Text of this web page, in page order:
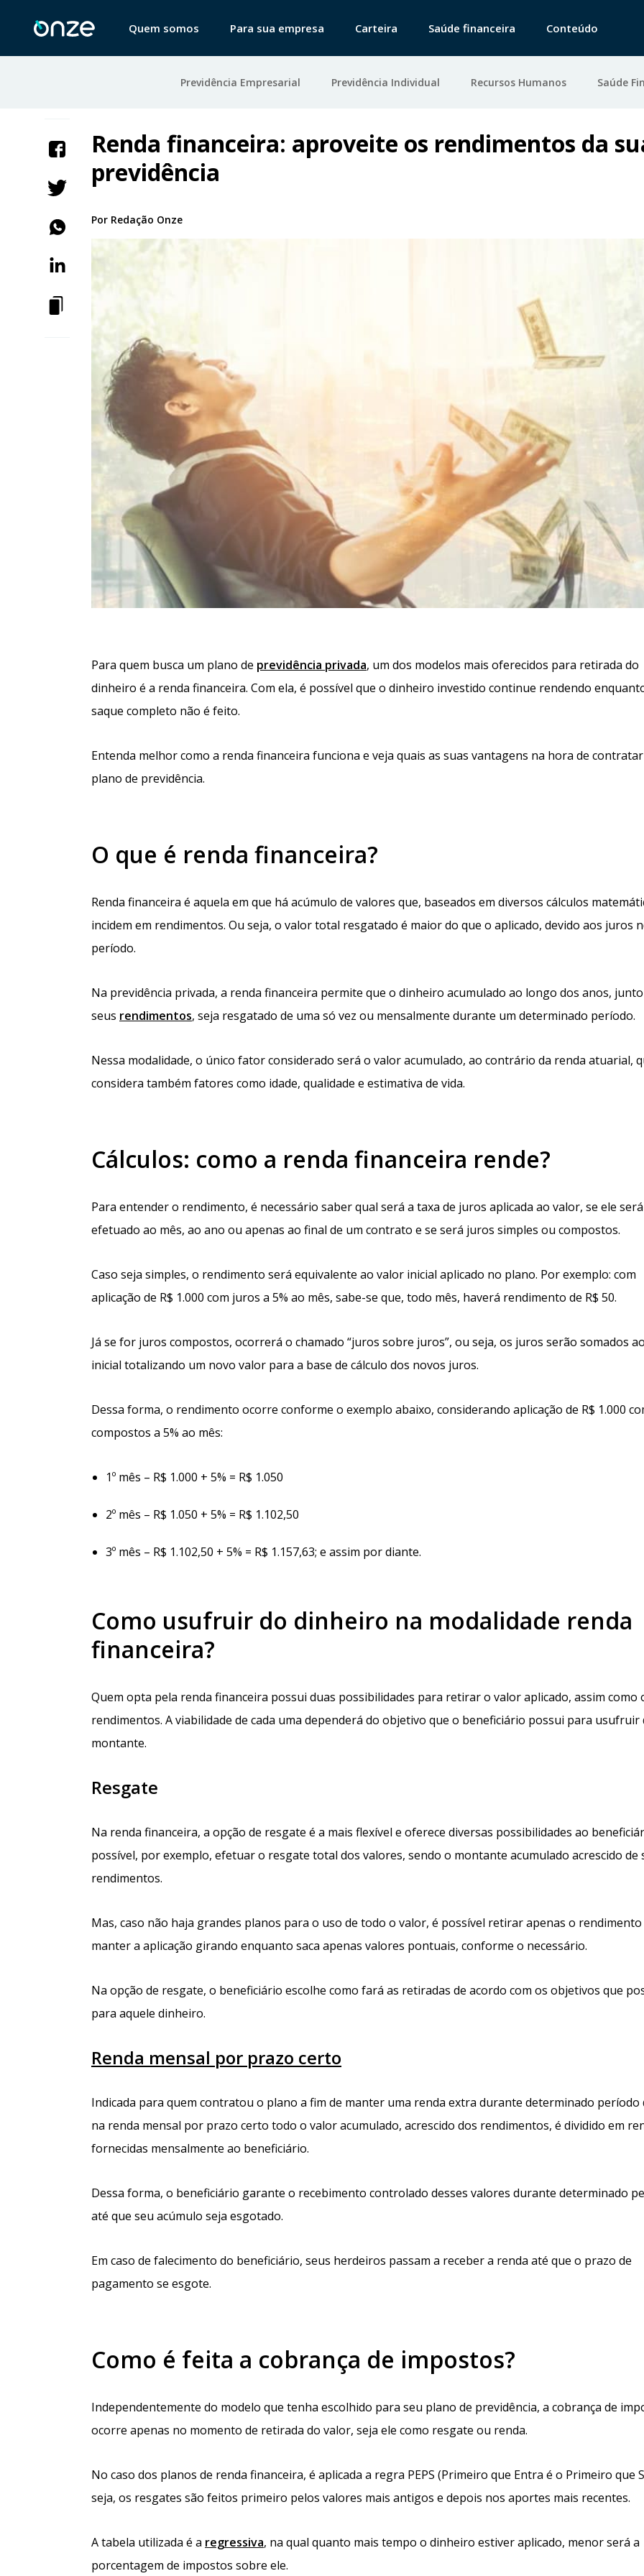
Quem somos Para sua empresa Carteira Saúde financeira Conteúdo
Previdência Empresarial Previdência Individual Recursos Humanos Saúde
Renda financeira: aproveite os rendimentos da
previdência
Por Redação Onze
Para quem busca um plano de previdência privada, um dos modelos mais oferecidos para retirada do
dinheiro é a renda financeira. Com ela, é possível que o dinheiro investido continue rendendo
saque completo não é feito.
Entenda melhor como a renda financeira funciona e veja quais as suas vantagens na hora de
plano de previdência.
O que é renda financeira?
Renda financeira é aquela em que há acúmulo de valores que, baseados em diversos cálculos
incidem em rendimentos. Ou seja, o valor total resgatado é maior do que o aplicado, devido aos juros
período.
Na previdência privada, a renda financeira permite que o dinheiro acumulado ao longo dos anos,
seus rendimentos, seja resgatado de uma só vez ou mensalmente durante um determinado período.
Nessa modalidade, o único fator considerado será o valor acumulado, ao contrário da renda atuarial,
considera também fatores como idade, qualidade e estimativa de vida.
Cálculos: como a renda financeira rende?
Para entender o rendimento, é necessário saber qual será a taxa de juros aplicada ao valor, se ele será
efetuado ao mês, ao ano ou apenas ao final de um contrato e se será juros simples ou compostos.
Caso seja simples, o rendimento será equivalente ao valor inicial aplicado no plano. Por exemplo: com
aplicação de R$ 1.000 com juros a 5% ao mês, sabe-se que, todo mês, haverá rendimento de R$ 50.
Já se for juros compostos, ocorrerá o chamado “juros sobre juros”, ou seja, os juros serão somados
inicial totalizando um novo valor para a base de cálculo dos novos juros.
Dessa forma, o rendimento ocorre conforme o exemplo abaixo, considerando aplicação de R$ 1.000
compostos a 5% ao mês:
1º mês – R$ 1.000 + 5% = R$ 1.050
2º mês – R$ 1.050 + 5% = R$ 1.102,50
3º mês – R$ 1.102,50 + 5% = R$ 1.157,63; e assim por diante.
Como usufruir do dinheiro na modalidade renda
financeira?
Quem opta pela renda financeira possui duas possibilidades para retirar o valor aplicado, assim como
rendimentos. A viabilidade de cada uma dependerá do objetivo que o beneficiário possui para usufruir
montante.
Resgate
Na renda financeira, a opção de resgate é a mais flexível e oferece diversas possibilidades ao
possível, por exemplo, efetuar o resgate total dos valores, sendo o montante acumulado acrescido de
rendimentos.
Mas, caso não haja grandes planos para o uso de todo o valor, é possível retirar apenas o
manter a aplicação girando enquanto saca apenas valores pontuais, conforme o necessário.
Na opção de resgate, o beneficiário escolhe como fará as retiradas de acordo com os objetivos que
para aquele dinheiro.
Renda mensal por prazo certo
Indicada para quem contratou o plano a fim de manter uma renda extra durante determinado período
na renda mensal por prazo certo todo o valor acumulado, acrescido dos rendimentos, é dividido em
fornecidas mensalmente ao beneficiário.
Dessa forma, o beneficiário garante o recebimento controlado desses valores durante determinado
até que seu acúmulo seja esgotado.
Em caso de falecimento do beneficiário, seus herdeiros passam a receber a renda até que o prazo de
pagamento se esgote.
Como é feita a cobrança de impostos?
Independentemente do modelo que tenha escolhido para seu plano de previdência, a cobrança de
ocorre apenas no momento de retirada do valor, seja ele como resgate ou renda.
No caso dos planos de renda financeira, é aplicada a regra PEPS (Primeiro que Entra é o Primeiro que
seja, os resgates são feitos primeiro pelos valores mais antigos e depois nos aportes mais recentes.
A tabela utilizada é a regressiva, na qual quanto mais tempo o dinheiro estiver aplicado, menor será a
porcentagem de impostos sobre ele.